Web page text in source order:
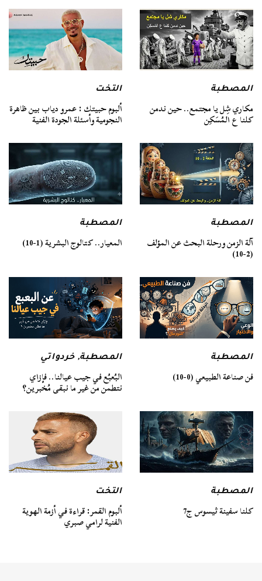
المصطبة
مكاري شِل يا مجتمع.. حين ندمن
كلنا ع المُسَكِن
التخت
ألبوم حبيتك : عمرو دياب بين ظاهرة
النجومية وأسئلة الجودة الفنية
المصطبة
آلة الزمن ورحلة البحث عن المؤلف
(2-10)
المصطبة
المعيار.. كتالوج البشرية (1-10)
المصطبة
فن صناعة الطبيعي (0-10)
المصطبة,خردواتي
البُعبُع في جيب عيالنا.. فإزاي
نتطمن من غير ما نبقى مُخبرين؟
المصطبة
كلنا سفينة ثيسوس ج7
التخت
ألبوم القمر: قراءة في أزمة الهوية
الفنية لرامي صبري